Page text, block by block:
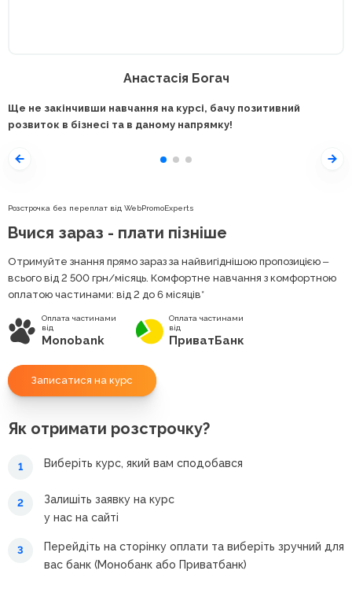
Анастасія Богач
Ще не закінчивши навчання на курсі, бачу позитивний
розвиток в бізнесі та в даному напрямку!
Розстрочка без переплат від WebPromoExperts
Вчися зараз - плати пізніше
Отримуйте знання прямо зараз за найвигіднішою пропозицією ‒
всього від 2 500 грн/місяць. Комфортне навчання з комфортною
оплатою частинами: від 2 до 6 місяців*
Оплата частинами
від
Monobank
Оплата частинами
від
ПриватБанк
Записатися на курс
Як отримати розстрочку?
1 Виберіть курс, який вам сподобався
2
Залишіть заявку на курс
у нас на сайті
3
Перейдіть на сторінку оплати та виберіть зручний для
вас банк (Монобанк або Приватбанк)